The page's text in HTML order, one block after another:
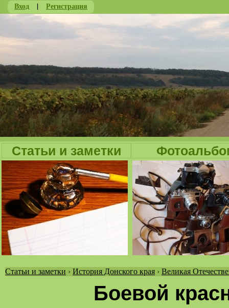
Вход | Регистрация
Статьи и заметки
Статьи и заметки › История Донского края › Великая
Боевой